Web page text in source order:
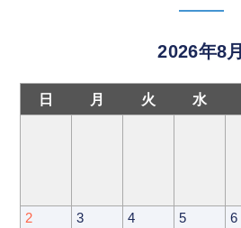
2026年8月
日 月 火 水
2 3 4 5 6